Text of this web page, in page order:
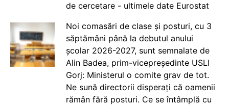
de cercetare - ultimele date Eurostat
Noi comasări de clase și posturi, cu 3
săptămâni până la debutul anului
școlar 2026-2027, sunt semnalate de
Alin Badea, prim-vicepreședinte USLI
Gorj: Ministerul o comite grav de tot.
Ne sună directorii disperați că oamenii
rămân fără posturi. Ce se întâmplă cu